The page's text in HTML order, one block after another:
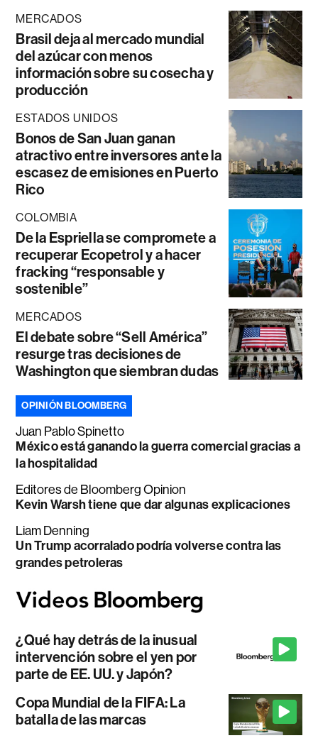
MERCADOS
Brasil deja al mercado mundial
del azúcar con menos
información sobre su cosecha y
producción
ESTADOS UNIDOS
Bonos de San Juan ganan
atractivo entre inversores ante la
escasez de emisiones en Puerto
Rico
COLOMBIA
De la Espriella se compromete a
recuperar Ecopetrol y a hacer
fracking “responsable y
sostenible”
MERCADOS
El debate sobre “Sell América”
resurge tras decisiones de
Washington que siembran dudas
OPINIÓN BLOOMBERG
Juan Pablo Spinetto
México está ganando la guerra comercial gracias a
la hospitalidad
Editores de Bloomberg Opinion
Kevin Warsh tiene que dar algunas explicaciones
Liam Denning
Un Trump acorralado podría volverse contra las
grandes petroleras
¿Qué hay detrás de la inusual
intervención sobre el yen por
parte de EE. UU. y Japón?
Copa Mundial de la FIFA: La
batalla de las marcas